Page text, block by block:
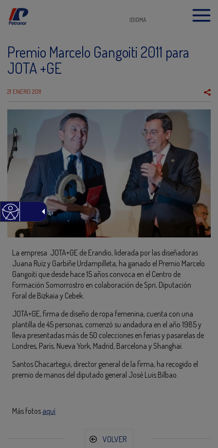
IDIOMA
Premio Marcelo Gangoiti 2011 para
JOTA +GE
21 ENERO 2011
La empresa JOTA+GE de Erandio, liderada por las diseñadoras
Juana Ruíz y Garbiñe Urdampilleta, ha ganado el Premio Marcelo
Gangoiti que desde hace 15 años convoca en el Centro de
Formación Somorrostro en colaboración de Spri, Diputación
Foral de Bizkaia y Cebek.
JOTA+GE, firma de diseño de ropa femenina, cuenta con una
plantilla de 45 personas, comenzó su andadura en el año 1985 y
lleva presentadas más de 50 colecciones en ferias y pasarelas de
Londres, París, Nueva York, Madrid, Barcelona y Shanghai.
Santos Chacartegui, director general de la firma, ha recogido el
premio de manos del diputado general José Luis Bilbao.
Más fotos aquí
VOLVER